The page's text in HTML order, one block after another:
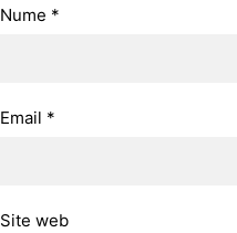
Nume *
Email *
Site web